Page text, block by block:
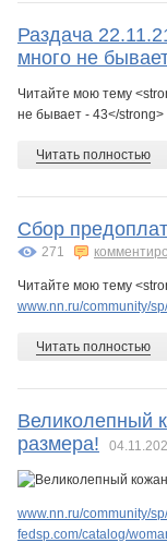
Раздача
много не
Читайте мою тему
не бывает - 43</strong>
Читать полностью
Сбор
271
Читайте мою тему
www.nn.ru/community/
Читать полностью
Великолепный
размера!
www.nn.ru/community/
fedsp.com/catalog/